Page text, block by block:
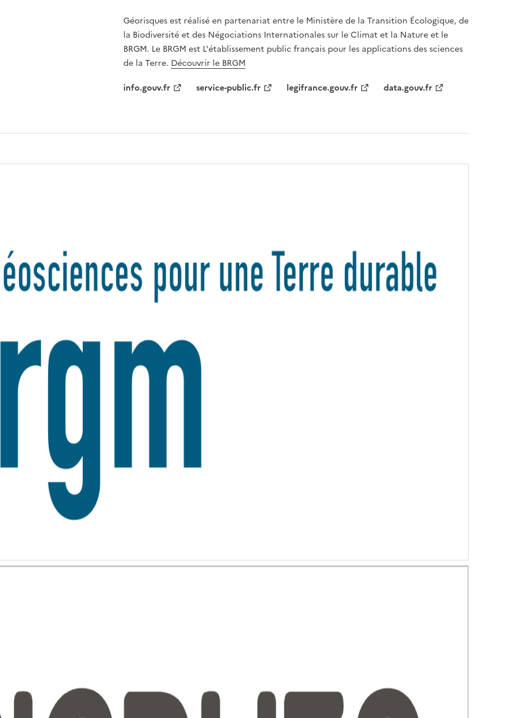
Géorisques est réalisé en partenariat entre le Ministère de la Transition Écologique, de
la Biodiversité et des Négociations Internationales sur le Climat et la Nature et le
BRGM. Le BRGM est L'établissement public français pour les applications des sciences
de la Terre. Découvrir le BRGM
info.gouv.fr
service-public.fr legifrance.gouv.fr data.gouv.fr